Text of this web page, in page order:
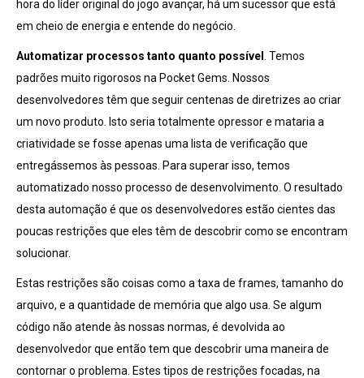
hora do líder original do jogo avançar, há um sucessor que está
em cheio de energia e entende do negócio.
Automatizar processos tanto quanto possível . Temos
padrões muito rigorosos na Pocket Gems. Nossos
desenvolvedores têm que seguir centenas de diretrizes ao criar
um novo produto. Isto seria totalmente opressor e mataria a
criatividade se fosse apenas uma lista de verificação que
entregássemos às pessoas. Para superar isso, temos
automatizado nosso processo de desenvolvimento. O resultado
desta automação é que os desenvolvedores estão cientes das
poucas restrições que eles têm de descobrir como se encontram
solucionar.
Estas restrições são coisas como a taxa de frames, tamanho do
arquivo, e a quantidade de memória que algo usa. Se algum
código não atende às nossas normas, é devolvida ao
desenvolvedor que então tem que descobrir uma maneira de
contornar o problema. Estes tipos de restrições focadas, na